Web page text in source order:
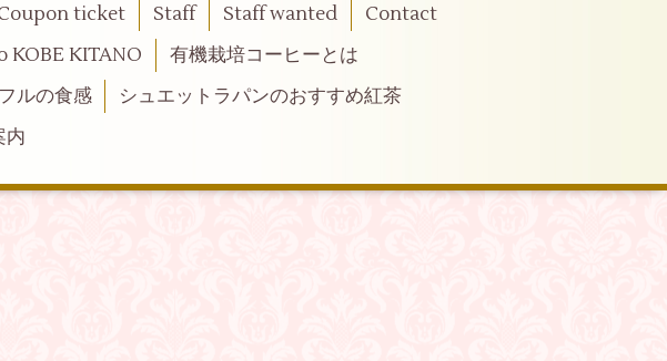
ticket Staff Staff wanted
Contact
KOBE KITANO
有機栽培コーヒーとは
ルの食感
シュエットラパンのおすすめ紅茶
内